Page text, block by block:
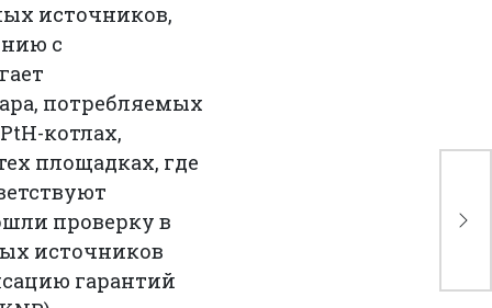
источников,
с
потребляемых
котлах,
площадках, где
проверку в
источников
гарантий